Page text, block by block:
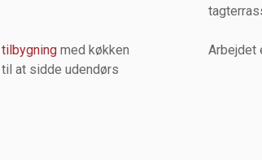
tilbygning med køkken
at sidde udendørs
Arbejdet